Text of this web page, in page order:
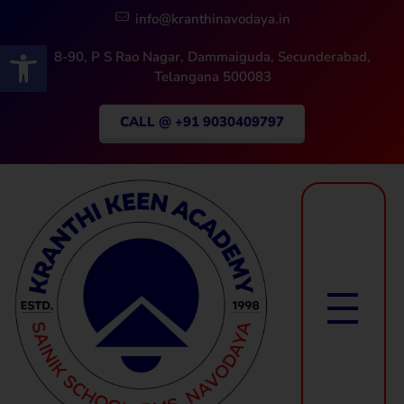
Open toolbar
info@kranthinavodaya.in
8-90, P S Rao Nagar, Dammaiguda, Secunderabad,
Telangana 500083
CALL @ +91 9030409797